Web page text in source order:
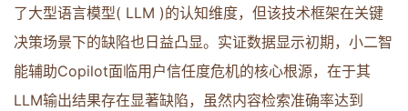
了大型语言模型( LLM )的认知维度，但该技术框架在关键
决策场景下的缺陷也日益凸显。实证数据显示初期，小二智
能辅助Copilot面临用户信任度危机的核心根源，在于其
LLM输出结果存在显著缺陷，虽然内容检索准确率达到